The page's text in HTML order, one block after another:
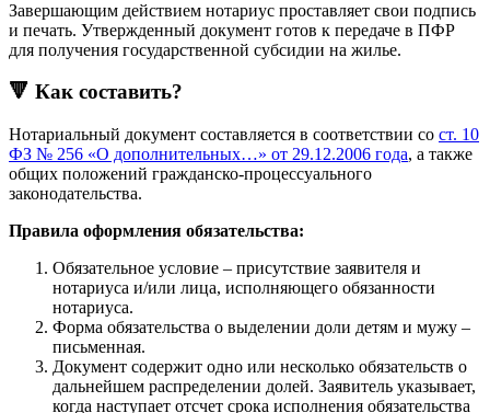
Завершающим действием нотариус проставляет свои подпись
и печать. Утвержденный документ готов к передаче в ПФР
для получения государственной субсидии на жилье.
🔻 Как составить?
Нотариальный документ составляется в соответствии со ст. 10
ФЗ № 256 «О дополнительных…» от 29.12.2006 года, а также
общих положений гражданско-процессуального
законодательства.
Правила оформления обязательства:
Обязательное условие – присутствие заявителя и
нотариуса и/или лица, исполняющего обязанности
нотариуса.
Форма обязательства о выделении доли детям и мужу –
письменная.
Документ содержит одно или несколько обязательств о
дальнейшем распределении долей. Заявитель указывает,
когда наступает отсчет срока исполнения обязательства